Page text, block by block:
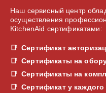
Наш сервисный центр
осуществления
KitchenAid сертификатами:
Сертификат
Сертификаты на
Сертификаты на
Сертификат у каждого